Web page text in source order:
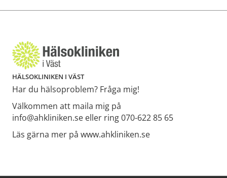
HÄLSOKLINIKEN I VÄST
Har du hälsoproblem? Fråga mig!
Välkommen att maila mig på
info@ahkliniken.se eller ring 070-622 85 65
Läs gärna mer på www.ahkliniken.se